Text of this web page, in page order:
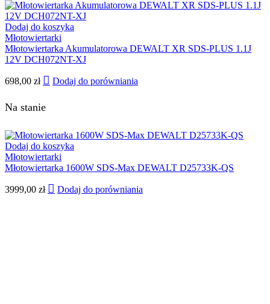
Dodaj do koszyka
Młotowiertarki
Młotowiertarka Akumulatorowa DEWALT XR SDS-PLUS 1.1J
12V DCH072NT-XJ
698,00 zł Dodaj do porówniania
Na stanie
Dodaj do koszyka
Młotowiertarki
Młotowiertarka 1600W SDS-Max DEWALT D25733K-QS
3999,00 zł Dodaj do porówniania